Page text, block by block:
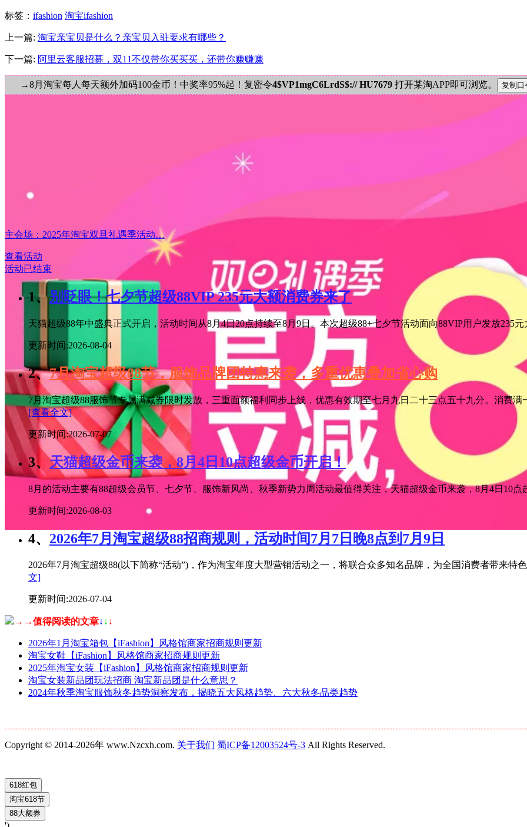
标签 ： ifashion 淘宝ifashion
上一篇: 淘宝亲宝贝是什么？亲宝贝入驻要求有哪些？
下一篇: 阿里云客服招募，双11不仅带你买买买，还带你赚赚赚
→8月淘宝每人每天额外加码100金币！中奖率95%起！复密令4$VP1mgC6LrdS$:// HU7679 打开某淘APP即可浏览。
主会场：2025年淘宝双旦礼遇季活动…
查看活动
活动已结束
1、别眨眼！七夕节超级88VIP 235元大额消费券来了
天猫超级88年中盛典正式开启，活动时间从8月4日20点持续至8月9日。本次超级88+七夕节活动面向88VIP用户发放235
更新时间:2026-08-04
2、7月淘宝超级88节，服饰品牌团特惠来袭，多重优惠叠加省心购
7月淘宝超级88服饰节专属满减券限时发放，三重面额福利同步上线，优惠有效期至七月九日二十三点五十九分。消费
[查看全文]
更新时间:2026-07-07
3、天猫超级金币来袭，8月4日10点超级金币开启！
8月的活动主要有88超级会员节、七夕节、服饰新风尚、秋季新势力周活动最值得关注，天猫超级金币来袭，8月4日10点
更新时间:2026-08-03
4、 2026年7月淘宝超级88招商规则，活动时间7月7日晚8点到7月9日
2026年7月淘宝超级88(以下简称“活动”)，作为淘宝年度大型营销活动之一，将联合众多知名品牌，为全国消费者带来特
文]
更新时间:2026-07-04
→→值得阅读的文章↓ ↓ ↓
2026年1月淘宝箱包【iFashion】风格馆商家招商规则更新
淘宝女鞋【iFashion】风格馆商家招商规则更新
2025年淘宝女装【iFashion】风格馆商家招商规则更新
淘宝女装新品团玩法招商 淘宝新品团是什么意思？
2024年秋季淘宝服饰秋冬趋势洞察发布，揭晓五大风格趋势、六大秋冬品类趋势
Copyright © 2014-2026年 www.Nzcxh.com. 关于我们 蜀ICP备12003524号-3 All Rights Reserved.